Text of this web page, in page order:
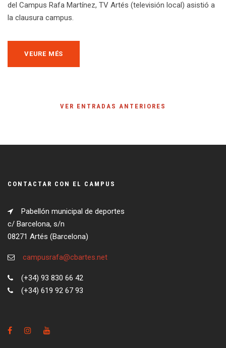
del Campus Rafa Martínez, TV Artés (televisión local) asistió a
la clausura campus.
VEURE MÉS
VER ENTRADAS ANTERIORES
CONTACTAR CON EL CAMPUS
Pabellón municipal de deportes
c/ Barcelona, s/n
08271 Artés (Barcelona)
campusrafa@cbartes.net
(+34) 93 830 66 42
(+34) 619 92 67 93